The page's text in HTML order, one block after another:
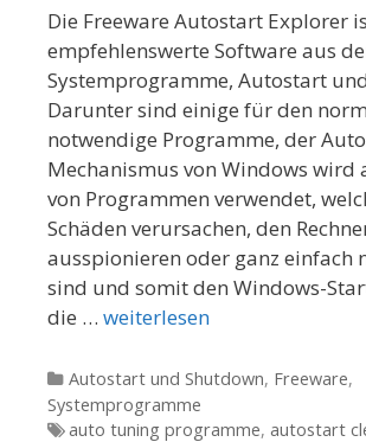
Die Freeware Autostart Explorer
empfehlenswerte Software aus
Systemprogramme, Autostart
Darunter sind einige für den
notwendige Programme, der
Mechanismus von Windows wird
von Programmen verwendet,
Schäden verursachen, den
ausspionieren oder ganz einfach
sind und somit den Windows-
die … weiterlesen
Kategorien
Autostart und Shutdown, Freeware,
Systemprogramme
Tags
auto tuning programme, autostart